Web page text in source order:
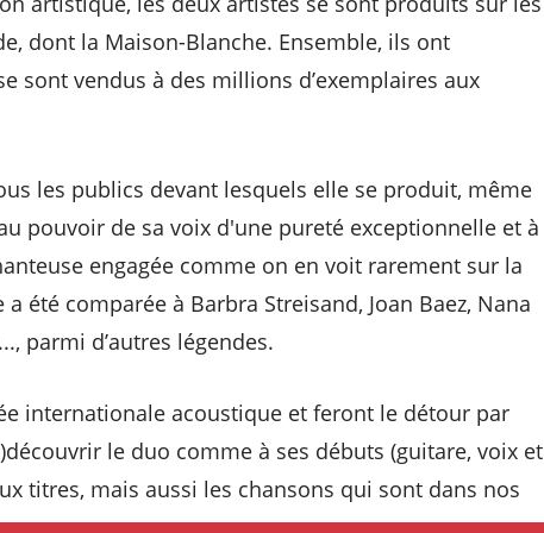
dont la Maison-Blanche. Ensemble, ils ont
sont vendus à des millions d’exemplaires aux
les publics devant lesquels elle se produit, même
pouvoir de sa voix d'une pureté exceptionnelle et à
engagée comme on en voit rarement sur la
été comparée à Barbra Streisand, Joan Baez, Nana
parmi d’autres légendes.
internationale acoustique et feront le détour par
le duo comme à ses débuts (guitare, voix et
titres, mais aussi les chansons qui sont dans nos